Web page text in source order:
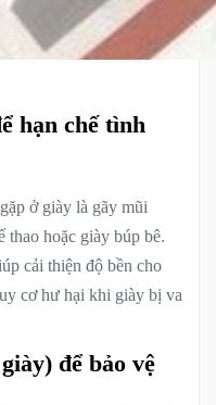
hạn chế tình
ở giày là gãy mũi
thao hoặc giày búp bê.
cải thiện độ bền cho
cơ hư hại khi giày bị va
để bảo vệ